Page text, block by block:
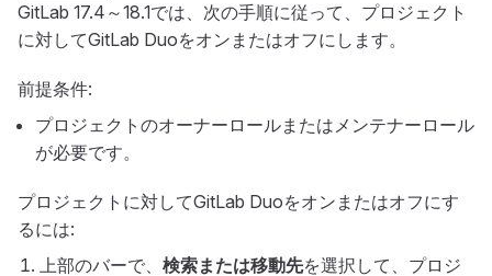
GitLab 17.4～18.1では、次の手順に従って、プロジェクト
に対してGitLab Duoをオンまたはオフにします。
前提条件:
プロジェクトのオーナーロールまたはメンテナーロール
が必要です。
プロジェクトに対してGitLab Duoをオンまたはオフにす
るには:
上部のバーで、 検索または移動先を選択して、プロジ